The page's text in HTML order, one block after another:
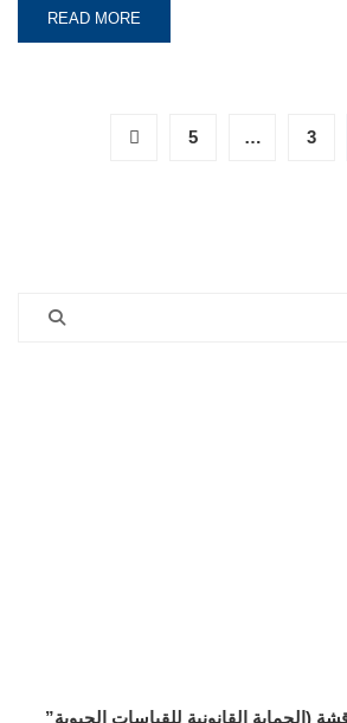
READ MORE
3
…
5
(الحماية القانونية للقياسات الحيوية”